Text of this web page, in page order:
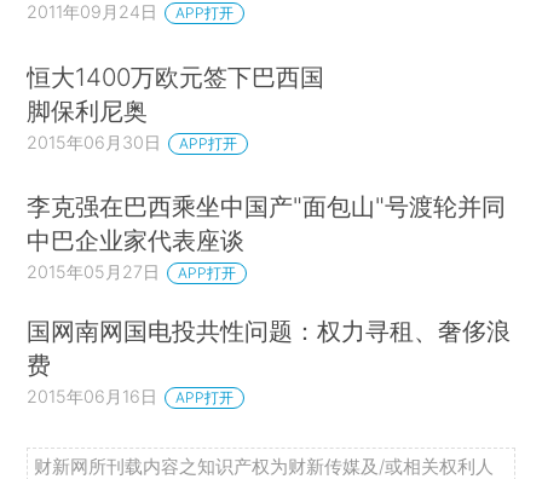
2011年09月24日 APP打开
恒大1400万欧元签下巴西国
脚保利尼奥
2015年06月30日 APP打开
李克强在巴西乘坐中国产"面包山"号渡轮并同
中巴企业家代表座谈
2015年05月27日 APP打开
国网南网国电投共性问题：权力寻租、奢侈浪
费
2015年06月16日 APP打开
财新网所刊载内容之知识产权为财新传媒及/或相关权利人